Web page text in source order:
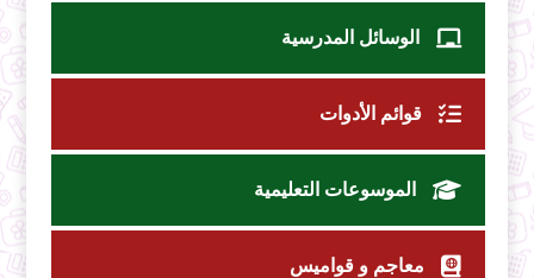
الوسائل المدرسية
قوائم الأدوات
الموسوعات التعليمية
معاجم و قواميس